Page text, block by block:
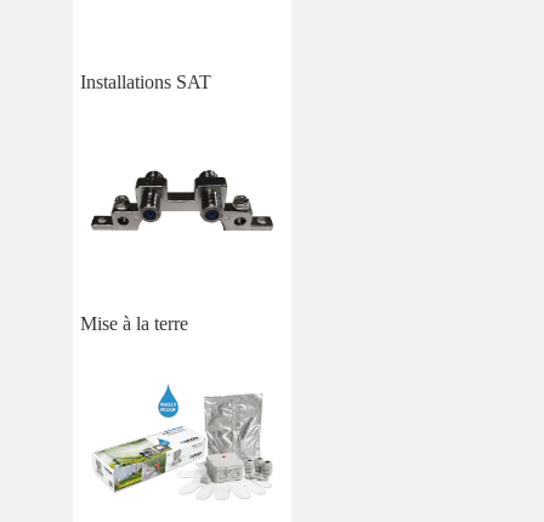
Installations SAT
Mise à la terre